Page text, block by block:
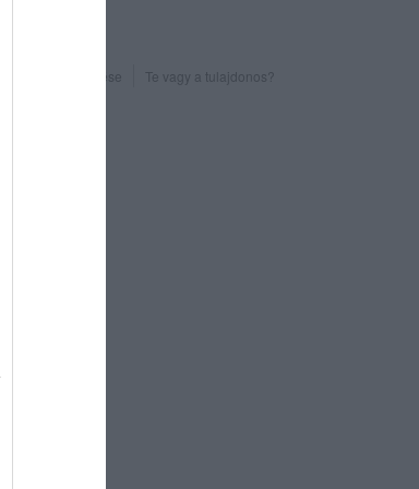
Probléma jelentése Te vagy a tulajdonos?